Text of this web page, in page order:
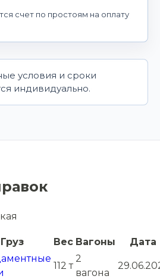
счет по простоям на оплату
условия и сроки
индивидуально.
Груз Вес Вагоны Дата
112 т
2
вагона